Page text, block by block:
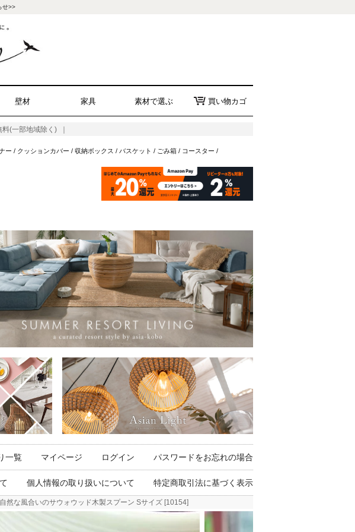
せ>>
壁材 家具 素材で選ぶ 買い物カゴ
(一部地域除く) ｜
ー / クッションカバー / 収納ボックス / バスケット / ごみ箱/ コースター /
一覧 マイページ ログイン パスワードをお忘れの場合
個人情報の取り扱いについて 特定商取引法に基づく表示
然な風合いのサウォウッド木製スプーン Sサイズ [10154]